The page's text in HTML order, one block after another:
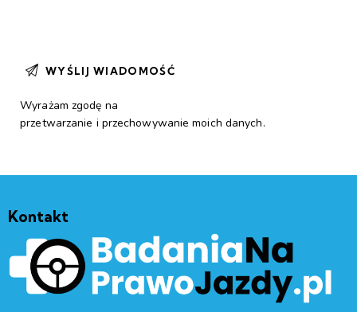
Wyrażam zgodę na
przetwarzanie i przechowywanie moich danych.
Kontakt